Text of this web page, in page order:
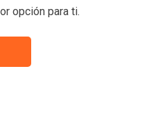
opción para ti.